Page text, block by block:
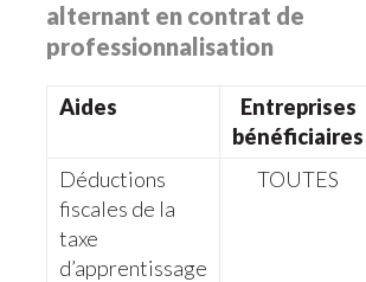
alternant en contrat de
professionnalisation
Aides
Entreprises
bénéficiaires
Déductions
fiscales de la
taxe
d’apprentissage
TOUTES